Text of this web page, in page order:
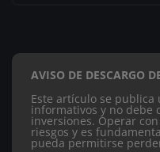
AVISO DE DESCARGO
Este artículo se publica
informativos y no debe
inversiones. Operar
riesgos y es
pueda permitirse